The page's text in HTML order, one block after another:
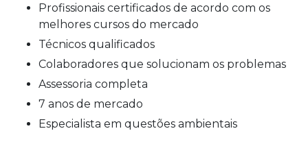
profissionais certificados de acordo com os
melhores cursos do mercado
técnicos qualificados
colaboradores que solucionam os problemas
assessoria completa
7 anos de mercado
especialista em questões ambientais